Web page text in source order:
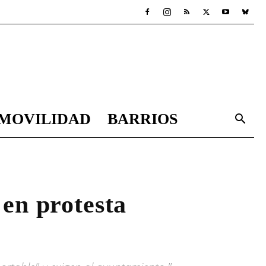
BARRIOS
protesta